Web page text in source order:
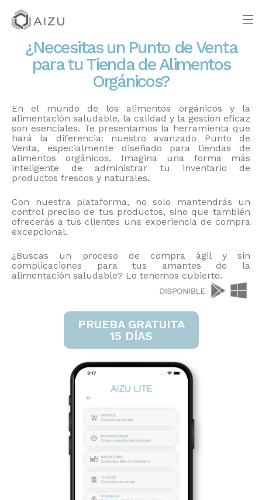
¿Necesitas un Punto de Venta
para tu Tienda de Alimentos
Orgánicos?
En el mundo de los alimentos orgánicos y la
alimentación saludable, la calidad y la gestión eficaz
son esenciales. Te presentamos la herramienta que
hará la diferencia: nuestro avanzado Punto de
Venta, especialmente diseñado para tiendas de
alimentos orgánicos. Imagina una forma más
inteligente de administrar tu inventario de
productos frescos y naturales.
Con nuestra plataforma, no solo mantendrás un
control preciso de tus productos, sino que también
ofrecerás a tus clientes una experiencia de compra
excepcional.
¿Buscas un proceso de compra ágil y sin
complicaciones para tus amantes de la
alimentación saludable? Lo tenemos cubierto.
PRUEBA GRATUITA
15 DÍAS